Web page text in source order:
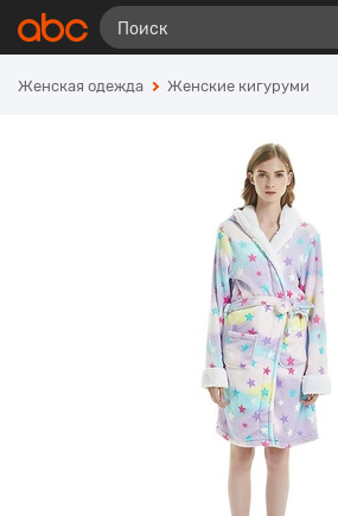
Женская одежда Женские кигуруми